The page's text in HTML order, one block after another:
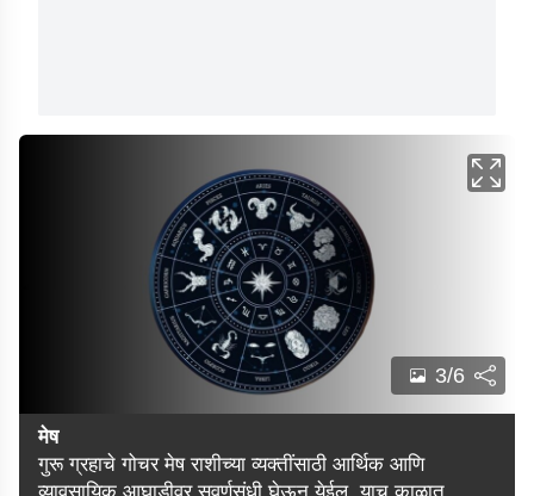
3/6
मेष
गुरू ग्रहाचे गोचर मेष राशीच्या व्यक्तींसाठी आर्थिक आणि